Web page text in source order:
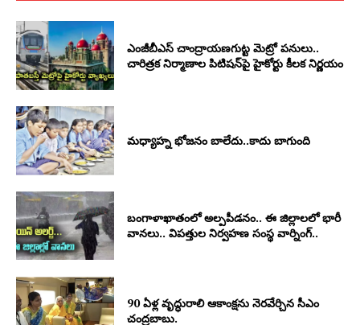
ఎంజీబీఎస్ చాంద్రాయణగుట్ట మెట్రో పనులు..
చారిత్రక నిర్మాణాల పిటిషన్‌పై హైకోర్టు కీలక నిర్ణయం
మధ్యాహ్న భోజనం బాలేదు..కాదు బాగుంది
బంగాళాఖాతంలో అల్పపీడనం.. ఈ జిల్లాలలో భారీ
వానలు.. విపత్తుల నిర్వహణ సంస్థ వార్నింగ్..
90 ఏళ్ల వృద్ధురాలి ఆకాంక్షను నెరవేర్చిన సీఎం
చంద్రబాబు.